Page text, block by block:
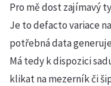
Pro mě dost zajímavý
Je to defacto variace
potřebná data
Má tedy k dispozici
klikat na mezerník či